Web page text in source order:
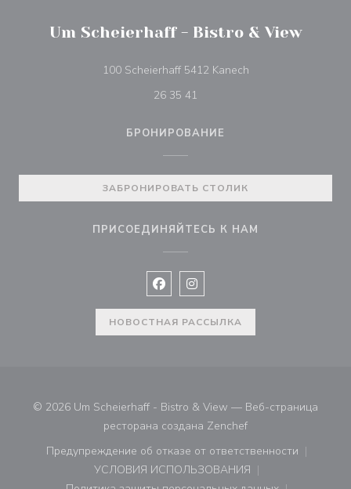
Um Scheierhaff - Bistro & View
100 Scheierhaff 5412 Kanech((открывается в
26 35 41
БРОНИРОВАНИЕ
ЗАБРОНИРОВАТЬ СТОЛИК
ПРИСОЕДИНЯЙТЕСЬ К НАМ
Facebook ((открывается в новом
Instagram ((открывается в
НОВОСТНАЯ РАССЫЛКА
© 2026 Um Scheierhaff - Bistro & View — Веб-страница
ресторана создана Zenchef((открывается в
Предупреждение об отказе от ответственности
((открывается в новом окне))
УСЛОВИЯ ИСПОЛЬЗОВАНИЯ
((открывается в новом окне))